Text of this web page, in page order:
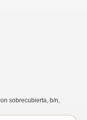
sobrecubierta, b/n,